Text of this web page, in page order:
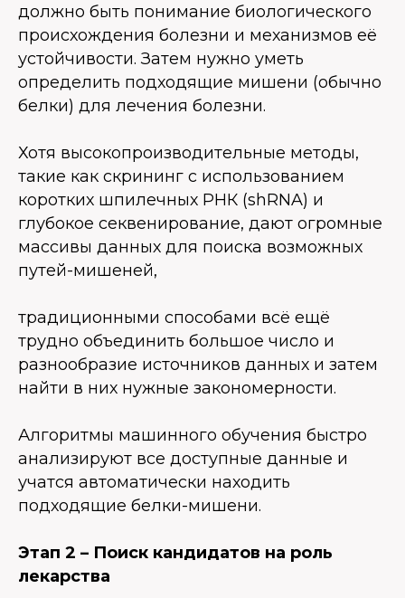
должно быть понимание биологического
происхождения болезни и механизмов её
устойчивости. Затем нужно уметь
определить подходящие мишени (обычно
белки) для лечения болезни.
Хотя высокопроизводительные методы,
такие как скрининг с использованием
коротких шпилечных РНК (shRNA) и
глубокое секвенирование, дают огромные
массивы данных для поиска возможных
путей-мишеней,
традиционными способами всё ещё
трудно объединить большое число и
разнообразие источников данных и затем
найти в них нужные закономерности.
Алгоритмы машинного обучения быстро
анализируют все доступные данные и
учатся автоматически находить
подходящие белки-мишени.
Этап 2 – Поиск кандидатов на роль
лекарства